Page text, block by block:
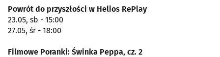
Powrót do przyszłości w Helios RePlay
23.05, sb - 15:00
27.05, śr - 18:00
Filmowe Poranki: Świnka Peppa, cz. 2